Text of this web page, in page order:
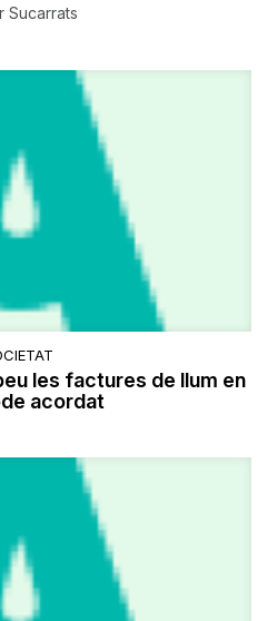
Sucarrats
les factures de llum en
acordat